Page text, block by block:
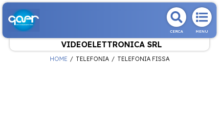
CERCA MENU
VIDEOELETTRONICA SRL
HOME TELEFONIA TELEFONIA FISSA